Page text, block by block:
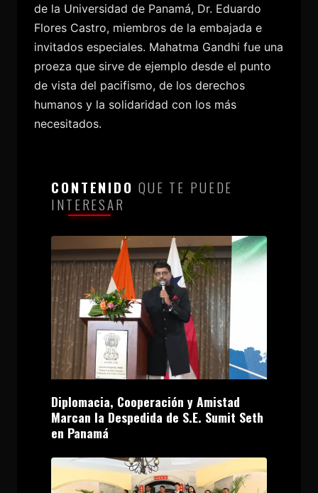
de la Universidad de Panamá, Dr. Eduardo
Flores Castro, miembros de la embajada e
invitados especiales. Mahatma Gandhi fue una
proeza que sirve de ejemplo desde el punto
de vista del pacifismo, de los derechos
humanos y la solidaridad con los más
necesitados.
CONTENIDO QUE TE PUEDE
INTERESAR
Diplomacia, Cooperación y Amistad
Marcan la Despedida de S.E. Sumit Seth
en Panamá